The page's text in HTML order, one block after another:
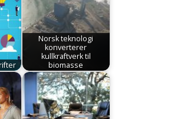
Norsk teknologi
konverterer
kullkraftverk til
biomasse